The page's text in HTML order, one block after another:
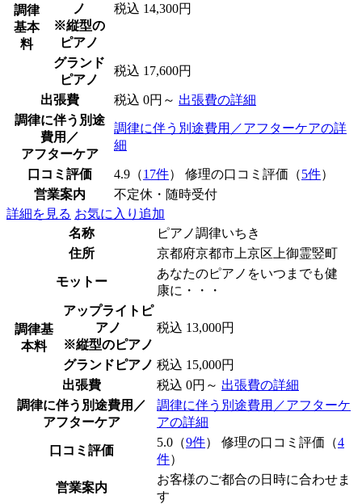
調律
基本
料
ノ
※縦型の
ピアノ
税込 14,300円
グランド
ピアノ
税込 17,600円
出張費 税込 0円～ 出張費の詳細
調律に伴う別途
費用／
アフターケア
調律に伴う別途費用／アフターケアの詳
細
口コミ評価 4.9（17件） 修理の口コミ評価（5件）
営業案内
不定休・随時受付
詳細を見る お気に入り追加
名称
ピアノ調律いちき
住所
京都府京都市上京区上御霊竪町
モットー
あなたのピアノをいつまでも健
康に・・・
調律基
本料
アップライトピ
アノ
※縦型のピアノ
税込 13,000円
グランドピアノ 税込 15,000円
出張費
税込 0円～ 出張費の詳細
調律に伴う別途費用／
アフターケア
調律に伴う別途費用／アフターケ
アの詳細
口コミ評価
5.0（9件） 修理の口コミ評価（4
件）
営業案内
お客様のご都合の日時に合わせま
す